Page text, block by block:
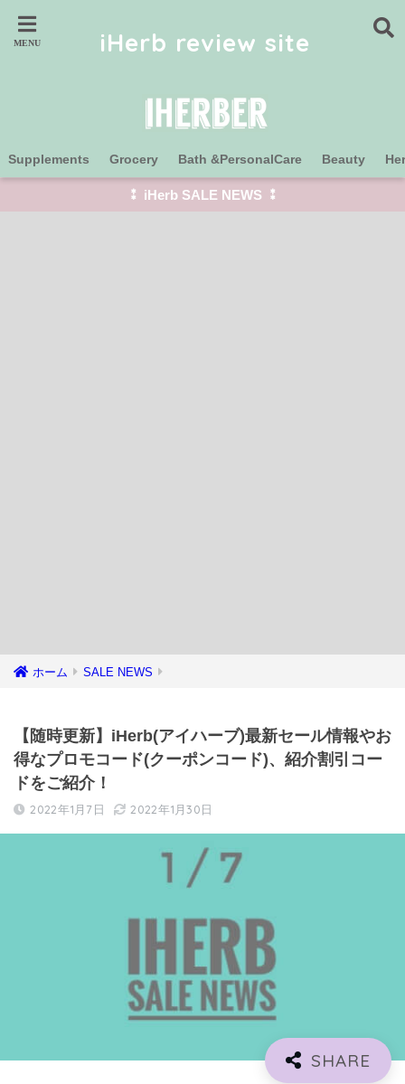
iHerb review site
Supplements Grocery Bath &PersonalCare Beauty
⁑ iHerb SALE NEWS ⁑
ホーム SALE NEWS
【随時更新】iHerb(アイハーブ)最新セール情報やお
得なプロモコード(クーポンコード)、紹介割引コー
ドをご紹介！
2022年1月7日 2022年1月30日